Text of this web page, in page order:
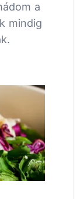
a
mindig